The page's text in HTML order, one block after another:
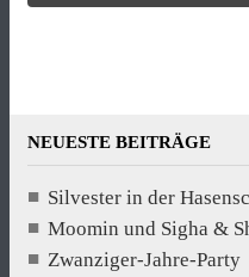
NEUESTE BEITRÄGE
Silvester in der
Moomin und Sigha &
Zwanziger-Jahre-Party